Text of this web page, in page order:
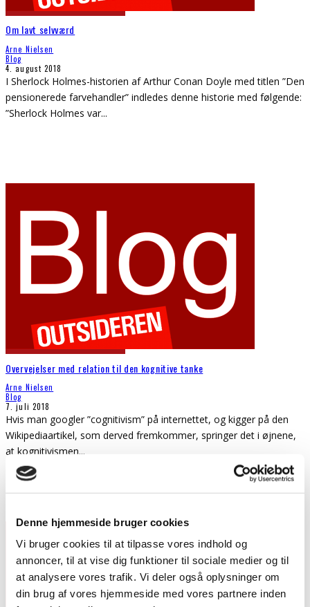
Denne hjemmeside bruger cookies
Vi bruger cookies til at tilpasse vores indhold og
annoncer, til at vise dig funktioner til sociale medier og til
at analysere vores trafik. Vi deler også oplysninger om
din brug af vores hjemmeside med vores partnere inden
Om lavt selvværd
Arne Nielsen
Blog
4. august 2018
I Sherlock Holmes-historien af Arthur Conan Doyle med titlen ”Den
pensionerede farvehandler” indledes denne historie med følgende:
”Sherlock Holmes var...
Overvejelser med relation til den kognitive tanke
Arne Nielsen
Blog
7. juli 2018
Hvis man googler ”cognitivism” på internettet, og kigger på den
Wikipediaartikel, som derved fremkommer, springer det i øjnene,
at kognitivismen...